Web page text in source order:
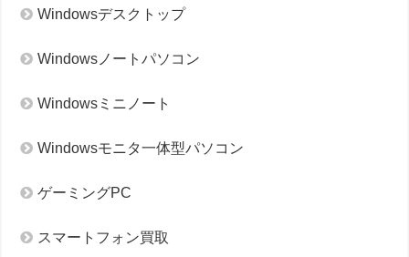
Windowsデスクトップ
Windowsノートパソコン
Windowsミニノート
Windowsモニタ一体型パソコン
ゲーミングPC
スマートフォン買取